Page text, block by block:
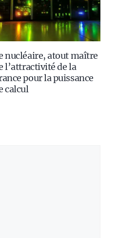
nucléaire, atout maître
l’attractivité de la
pour la puissance
calcul